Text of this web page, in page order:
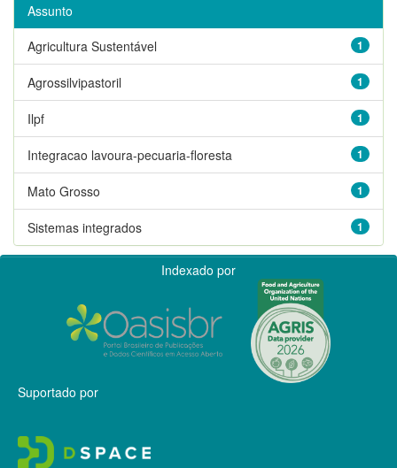
Assunto
1
Agricultura Sustentável
1
Agrossilvipastoril
1
Ilpf
1
Integracao lavoura-pecuaria-floresta
1
Mato Grosso
1
Sistemas integrados
Indexado por
Suportado por